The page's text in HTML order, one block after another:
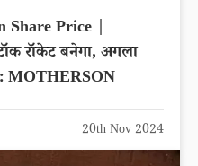
Share Price |
रॉकेट बनेगा, अगला
MOTHERSON
20th Nov 2024